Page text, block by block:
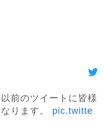
前のツイートに皆様
ります。 pic.twitte